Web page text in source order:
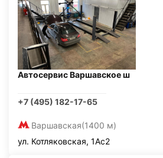
Автосервис Варшавское ш
+7 (495) 182-17-65
Варшавская(1400 м)
ул. Котляковская, 1Ас2